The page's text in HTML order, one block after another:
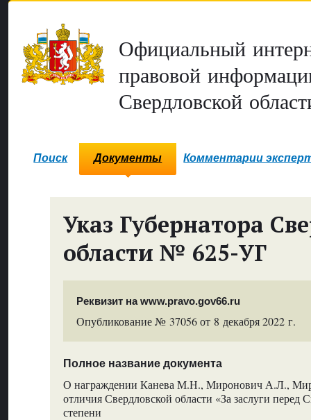
Официальный
правовой
Свердловской
Поиск Документы Комментарии
Указ Губернатора
области № 625-УГ
Реквизит на www.pravo.gov66.ru
Опубликование № 37056 от 8 декабря 2022 г.
Полное название документа
О награждении Канева М.Н., Миронович А.Л.,
отличия Свердловской области «За заслуги перед
степени